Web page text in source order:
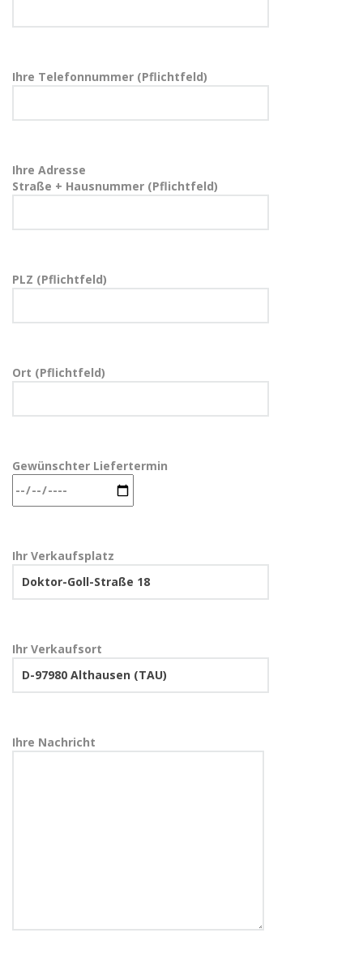
Ihre Telefonnummer (Pflichtfeld)
Ihre Adresse
Straße + Hausnummer (Pflichtfeld)
PLZ (Pflichtfeld)
Ort (Pflichtfeld)
Gewünschter Liefertermin
Ihr Verkaufsplatz
Ihr Verkaufsort
Ihre Nachricht